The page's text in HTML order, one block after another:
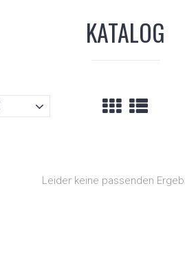
KATALOG
Leider keine passenden